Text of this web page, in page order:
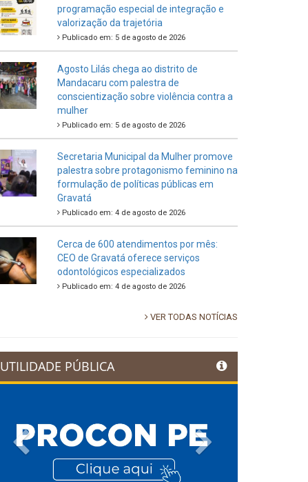
programação especial de integração e
valorização da trajetória
Publicado em: 5 de agosto de 2026
Agosto Lilás chega ao distrito de
Mandacaru com palestra de
conscientização sobre violência contra a
mulher
Publicado em: 5 de agosto de 2026
Secretaria Municipal da Mulher promove
palestra sobre protagonismo feminino na
formulação de políticas públicas em
Gravatá
Publicado em: 4 de agosto de 2026
Cerca de 600 atendimentos por mês:
CEO de Gravatá oferece serviços
odontológicos especializados
Publicado em: 4 de agosto de 2026
VER TODAS NOTÍCIAS
UTILIDADE PÚBLICA
Previous